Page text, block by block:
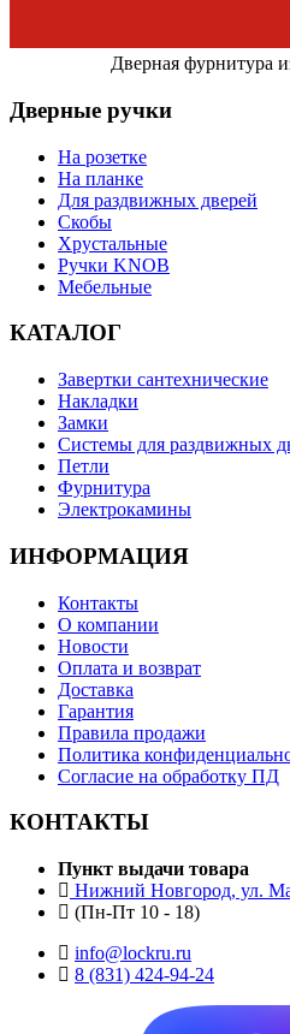
Дверная фурнитура
Дверные ручки
На розетке
На планке
Для раздвижных дверей
Скобы
Хрустальные
Ручки KNOB
Мебельные
КАТАЛОГ
Завертки сантехнические
Накладки
Замки
Системы для раздвижных
Петли
Фурнитура
Электрокамины
ИНФОРМАЦИЯ
Контакты
О компании
Новости
Оплата и возврат
Доставка
Гарантия
Правила продажи
Политика
Согласие на обработку ПД
КОНТАКТЫ
Пункт выдачи товара
Нижний Новгород, ул.
(Пн-Пт 10 - 18)
info@lockru.ru
8 (831) 424-94-24